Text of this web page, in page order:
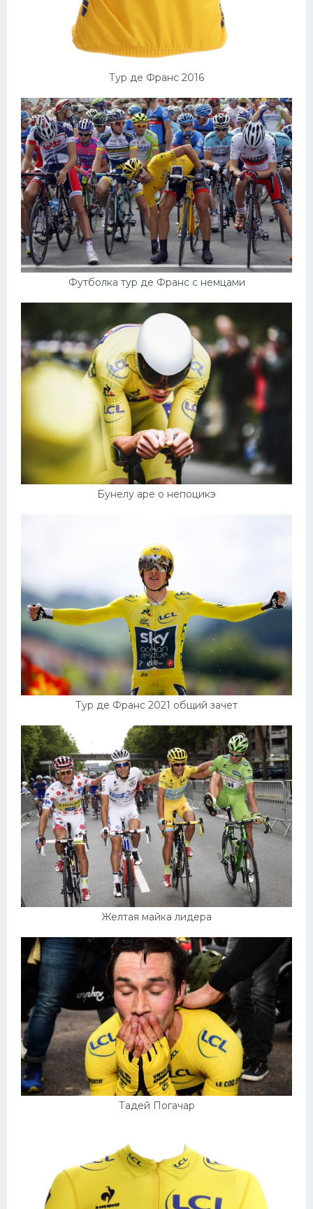
Тур де Франс 2016
Футболка тур де Франс с немцами
Бунелу аре о непоцикэ
Тур де Франс 2021 общий зачет
Желтая майка лидера
Тадей Погачар